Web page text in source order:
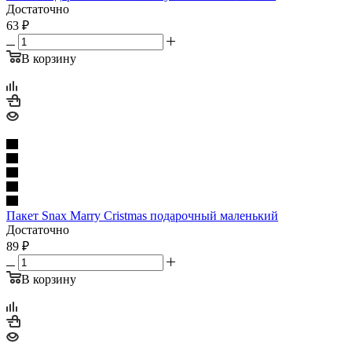
Достаточно
63 ₽
В корзину
Пакет Snax Marry Cristmas подарочный маленький
Достаточно
89 ₽
В корзину